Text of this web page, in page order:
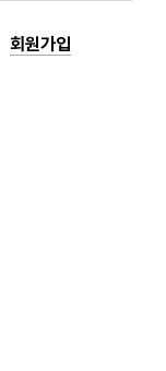
회원가입